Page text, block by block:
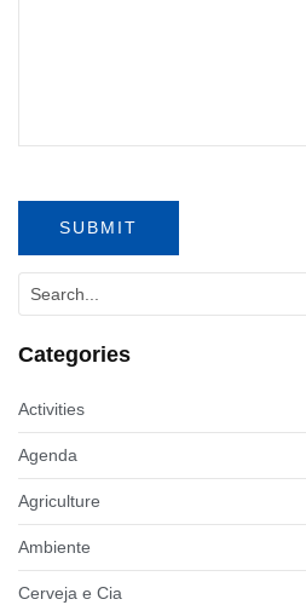
Categories
Activities
Agenda
Agriculture
Ambiente
Cerveja e Cia